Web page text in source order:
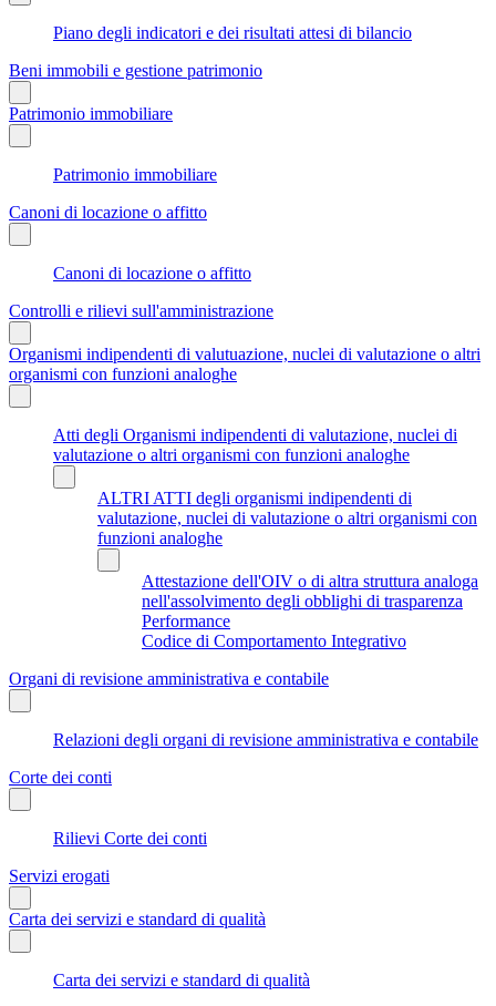
Piano degli indicatori e dei risultati attesi di bilancio
Beni immobili e gestione patrimonio
Patrimonio immobiliare
Patrimonio immobiliare
Canoni di locazione o affitto
Canoni di locazione o affitto
Controlli e rilievi sull'amministrazione
Organismi indipendenti di valutuazione, nuclei di valutazione o altri
organismi con funzioni analoghe
Atti degli Organismi indipendenti di valutazione, nuclei di
valutazione o altri organismi con funzioni analoghe
ALTRI ATTI degli organismi indipendenti di
valutazione, nuclei di valutazione o altri organismi con
funzioni analoghe
Attestazione dell'OIV o di altra struttura analoga
nell'assolvimento degli obblighi di trasparenza
Performance
Codice di Comportamento Integrativo
Organi di revisione amministrativa e contabile
Relazioni degli organi di revisione amministrativa e contabile
Corte dei conti
Rilievi Corte dei conti
Servizi erogati
Carta dei servizi e standard di qualità
Carta dei servizi e standard di qualità